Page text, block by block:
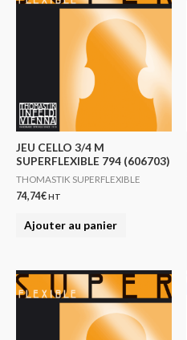
JEU CELLO 3/4 M
SUPERFLEXIBLE 794 (606703)
THOMASTIK SUPERFLEXIBLE
74,74€HT
Ajouter au panier